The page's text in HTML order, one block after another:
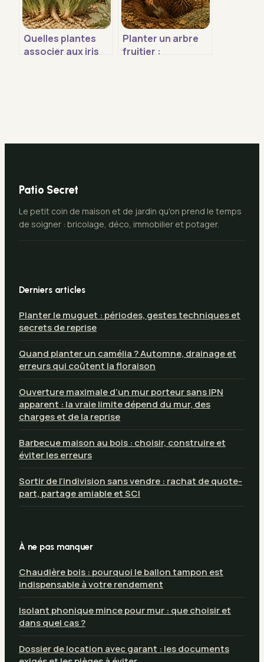
Quelles plantes
associer aux iris
Planter un arbre
fruitier :
Patio Secret
Le petit coin de maison et de jardin qu'on prend le temps
de soigner : bricolage, déco, immobilier et potager.
Derniers articles
Planter le muguet : périodes, gestes techniques et
secrets de reprise
Quand planter un camélia ? Automne, drainage et
erreurs qui coûtent la floraison
Ouverture maximale d’un mur porteur sans IPN
apparent : la vraie limite dépend du mur, des
charges et de la reprise
Barbecue maison au bois : choisir, construire et
éviter les erreurs
Sortir de l’indivision sans vendre : rachat de quote-
part, partage amiable et SCI
À ne pas manquer
Chaudière bois : pourquoi le ballon tampon est
indispensable à votre rendement
Isolant phonique mince pour mur : que choisir et
dans quel cas ?
Dossier de location avec garant : les documents